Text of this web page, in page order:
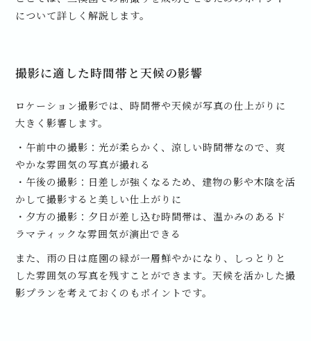
について詳しく解説します。
撮影に適した時間帯と天候の影響
ロケーション撮影では、時間帯や天候が写真の仕上がりに
大きく影響します。
・午前中の撮影：光が柔らかく、涼しい時間帯なので、爽
やかな雰囲気の写真が撮れる
・午後の撮影：日差しが強くなるため、建物の影や木陰を活
かして撮影すると美しい仕上がりに
・夕方の撮影：夕日が差し込む時間帯は、温かみのあるド
ラマティックな雰囲気が演出できる
また、雨の日は庭園の緑が一層鮮やかになり、しっとりと
した雰囲気の写真を残すことができます。天候を活かした撮
影プランを考えておくのもポイントです。